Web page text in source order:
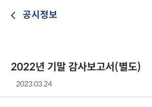
공시정보
2022년 기말 감사보고서(별도)
2023.03.24